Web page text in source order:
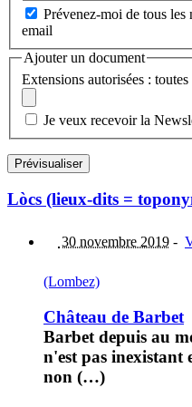
Prévenez-moi de tous les
email
Ajouter un document
Extensions autorisées : toutes
Je veux recevoir la
Lòcs (lieux-dits =
30 novembre 2019 -
(Lombez)
Château de Barbet
Barbet depuis au
n'est pas inexistant
non (…)